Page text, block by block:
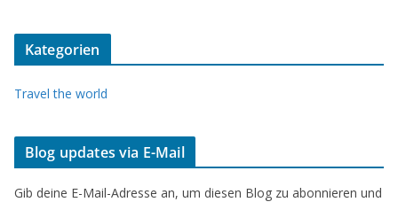
Kategorien
Travel the world
Blog updates via E-Mail
Gib deine E-Mail-Adresse an, um diesen Blog zu abonnieren und